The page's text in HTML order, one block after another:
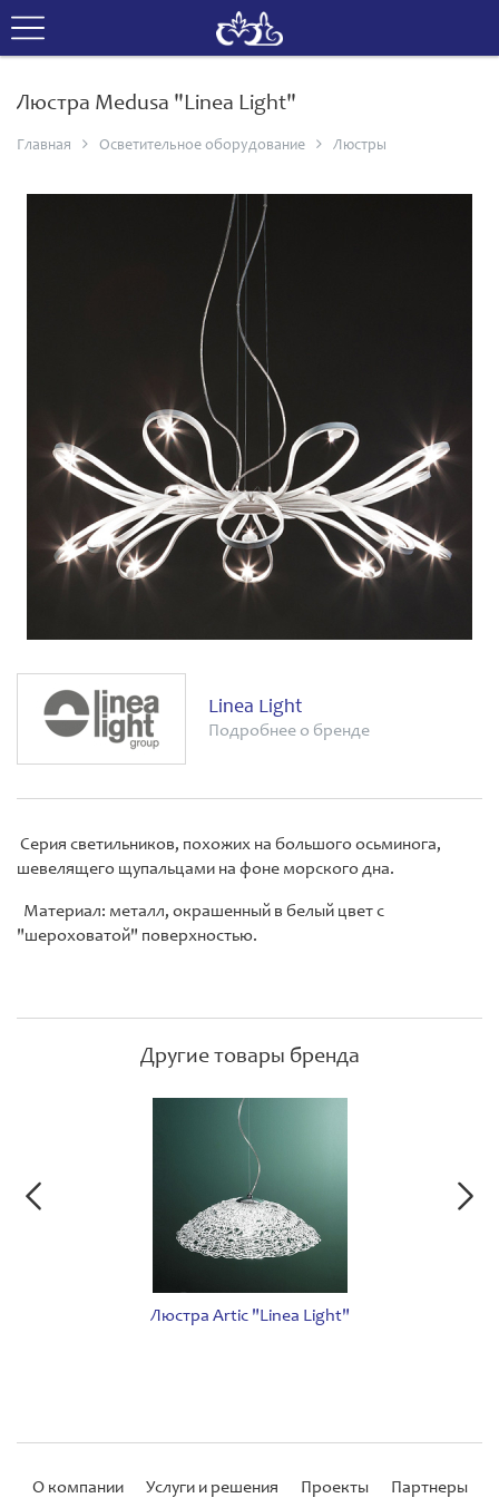
Люстра Medusa "Linea Light"
Главная Осветительное оборудование Люстры
Linea Light
Подробнее о бренде
Серия светильников, похожих на большого осьминога,
шевелящего щупальцами на фоне морского дна.
Материал: металл, окрашенный в белый цвет с
"шероховатой" поверхностью.
Другие товары бренда
Люстра Artic "Linea Light"
О компании Услуги и решения Проекты Партнеры